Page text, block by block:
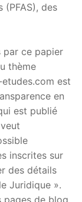
(PFAS), des
par ce papier
thème
est
en
est publié
inscrites sur
des détails
Juridique ».
pages de blog